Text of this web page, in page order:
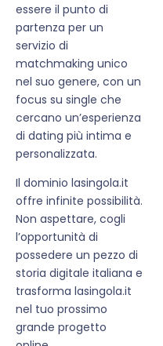
essere il punto di
partenza per un
servizio di
matchmaking unico
nel suo genere, con un
focus su single che
cercano un’esperienza
di dating più intima e
personalizzata.
Il dominio lasingola.it
offre infinite possibilità.
Non aspettare, cogli
l’opportunità di
possedere un pezzo di
storia digitale italiana e
trasforma lasingola.it
nel tuo prossimo
grande progetto